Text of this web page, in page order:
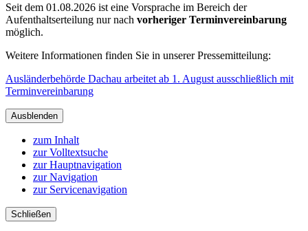
Seit dem 01.08.2026 ist eine Vorsprache im Bereich der
Aufenthaltserteilung nur nach vorheriger Terminvereinbarung
möglich.
Weitere Informationen finden Sie in unserer Pressemitteilung:
Ausländerbehörde Dachau arbeitet ab 1. August ausschließlich mit
Terminvereinbarung
Ausblenden
zum Inhalt
zur Volltextsuche
zur Hauptnavigation
zur Navigation
zur Servicenavigation
Schließen